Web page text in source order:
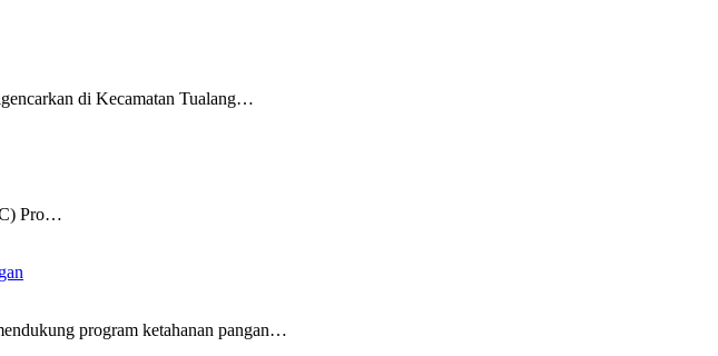
di Kecamatan Tualang…
Pro…
program ketahanan pangan…